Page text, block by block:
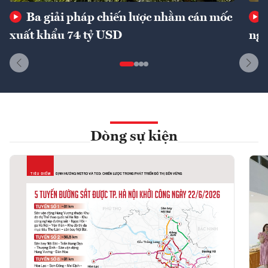
Ba giải pháp chiến lược nhằm cán mốc
xuất khẩu 74 tỷ USD
Dòng sự kiện